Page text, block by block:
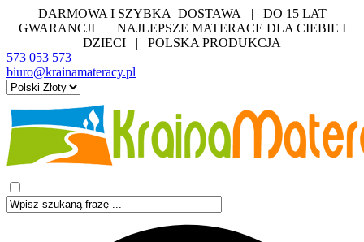
DARMOWA I SZYBKA DOSTAWA | DO 15 LAT
GWARANCJI | NAJLEPSZE MATERACE DLA CIEBIE I
DZIECI | POLSKA PRODUKCJA
573 053 573
biuro@krainamateracy.pl